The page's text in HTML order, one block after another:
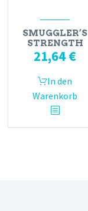
SMUGGLER’S
STRENGTH
21,64 €
In den
Warenkorb